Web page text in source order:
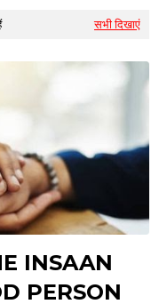
सभी दिखाएं
INSAAN
PERSON